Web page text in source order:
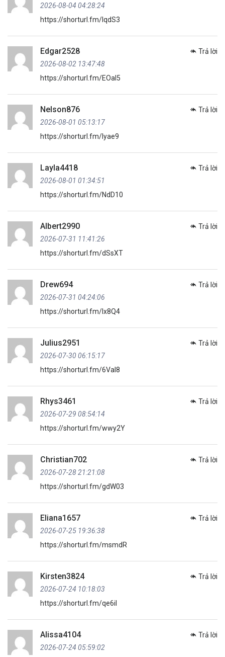
2026-08-04 04:28:24
https://shorturl.fm/lqdS3
Edgar2528
2026-08-02 13:47:48
Trả lời
https://shorturl.fm/EOaI5
Nelson876
2026-08-01 05:13:17
Trả lời
https://shorturl.fm/lyae9
Layla4418
2026-08-01 01:34:51
Trả lời
https://shorturl.fm/NdD10
Albert2990
2026-07-31 11:41:26
Trả lời
https://shorturl.fm/dSsXT
Drew694
2026-07-31 04:24:06
Trả lời
https://shorturl.fm/Ix8Q4
Julius2951
2026-07-30 06:15:17
Trả lời
https://shorturl.fm/6VaI8
Rhys3461
2026-07-29 08:54:14
Trả lời
https://shorturl.fm/wwy2Y
Christian702
2026-07-28 21:21:08
Trả lời
https://shorturl.fm/gdW03
Eliana1657
2026-07-25 19:36:38
Trả lời
https://shorturl.fm/msmdR
Kirsten3824
2026-07-24 10:18:03
Trả lời
https://shorturl.fm/qe6iI
Alissa4104
2026-07-24 05:59:02
Trả lời